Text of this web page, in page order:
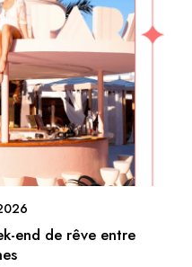
end de rêve entre